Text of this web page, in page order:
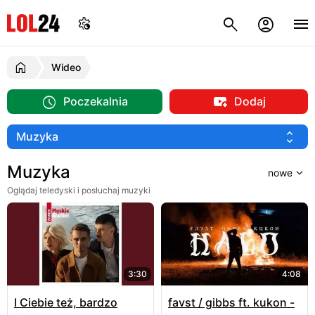
Wideo
Poczekalnia Dodaj
Muzyka
Oglądaj teledyski i posłuchaj muzyki
3:30
I Ciebie też, bardzo
4:08
favst / gibbs ft. kukon -